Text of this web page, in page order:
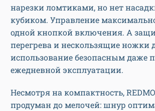
нарезки ломтиками, но нет
кубиком. Управление
одной кнопкой включения. А
перегрева и нескользящие ножки
использование безопасным даже
ежедневной эксплуатации.
Несмотря на компактность,
продуман до мелочей: шнур